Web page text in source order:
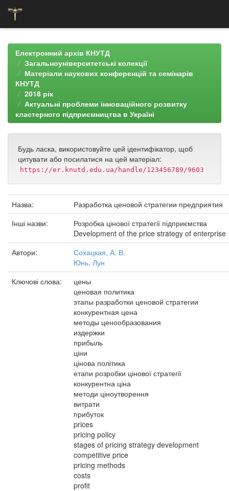
navigationЕлектронний архів КНУТД
Загальноуніверситетські колекції
Матеріали наукових конференцій та семінарів
КНУТД
2018 рік
Актуальні проблеми інноваційного розвитку
кластерного підприємництва в Україні
Будь ласка, використовуйте цей ідентифікатор, щоб
цитувати або посилатися на цей матеріал:
https://er.knutd.edu.ua/handle/123456789/9603
Назва:
Разработка ценовой стратегии предприятия
Інші назви:
Розробка цінової стратегії підприємства
Development of the price strategy of enterprise
Автори:
Сохацкая, А. В.
Юнь, Лун
Ключові слова:
цены
ценовая политика
этапы разработки ценовой стратегии
конкурентная цена
методы ценообразования
издержки
прибыль
ціни
цінова політика
етапи розробки цінової стратегії
конкурентна ціна
методи ціноутворення
витрати
прибуток
prices
pricing policy
stages of pricing strategy development
competitive price
pricing methods
costs
profit